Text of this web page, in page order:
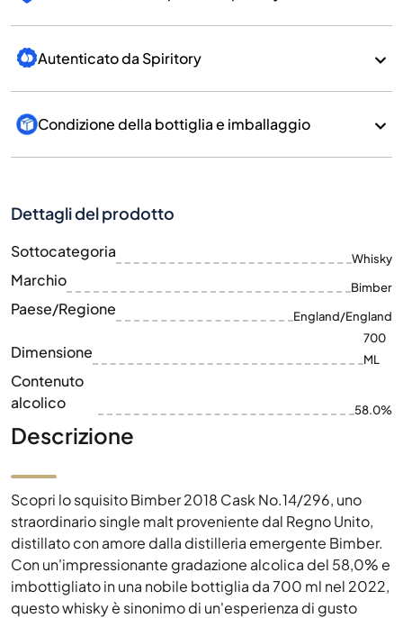
Autenticato da Spiritory
Condizione della bottiglia e imballaggio
Dettagli del prodotto
Sottocategoria Whisky
Marchio Bimber
Paese/Regione England/England
Dimensione
700
ML
Contenuto
alcolico
58.0%
Descrizione
Scopri lo squisito Bimber 2018 Cask No.14/296, uno
straordinario single malt proveniente dal Regno Unito,
distillato con amore dalla distilleria emergente Bimber.
Con un'impressionante gradazione alcolica del 58,0% e
imbottigliato in una nobile bottiglia da 700 ml nel 2022,
questo whisky è sinonimo di un'esperienza di gusto